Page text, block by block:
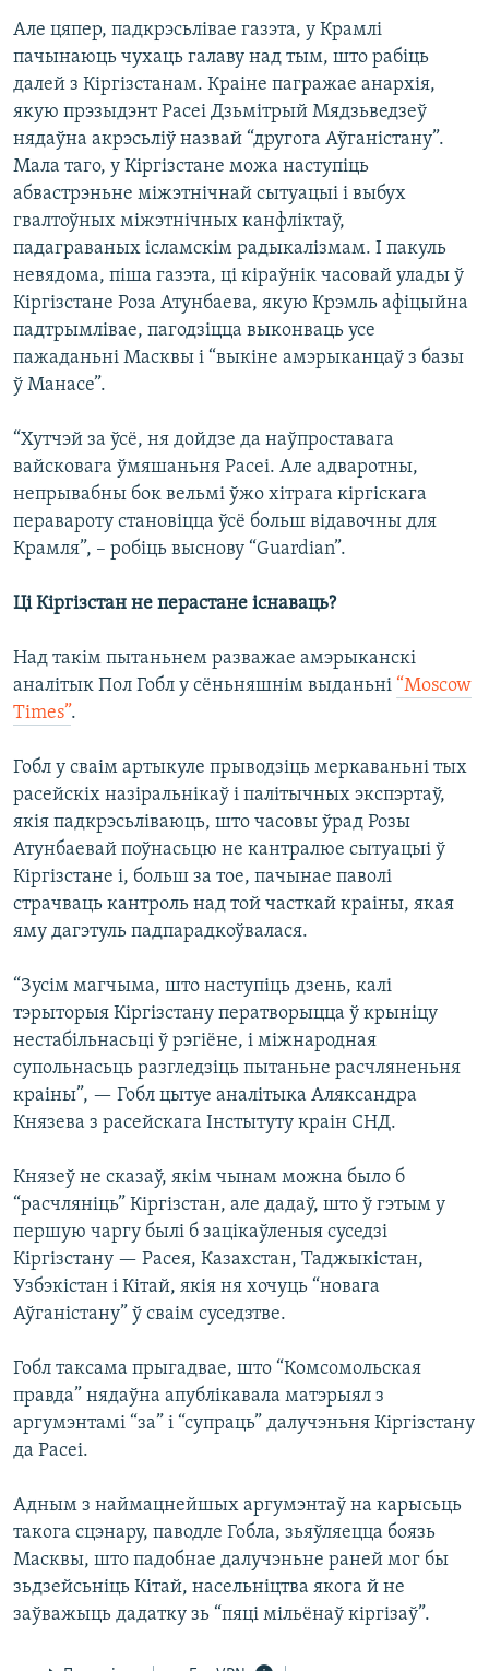
Але цяпер, падкрэсьлівае газэта, у Крамлі
пачынаюць чухаць галаву над тым, што рабіць
далей з Кіргізстанам. Краіне пагражае анархія,
якую прэзыдэнт Расеі Дзьмітрый Мядзьведзеў
нядаўна акрэсьліў назвай “другога Аўганістану”.
Мала таго, у Кіргізстане можа наступіць
абвастрэньне міжэтнічнай сытуацыі і выбух
гвалтоўных міжэтнічных канфліктаў,
падаграваных ісламскім радыкалізмам. І пакуль
невядома, піша газэта, ці кіраўнік часовай улады ў
Кіргізстане Роза Атунбаева, якую Крэмль афіцыйна
падтрымлівае, пагодзіцца выконваць усе
пажаданьні Масквы і “выкіне амэрыканцаў з базы
ў Манасе”.
“Хутчэй за ўсё, ня дойдзе да наўпроставага
вайсковага ўмяшаньня Расеі. Але адваротны,
непрывабны бок вельмі ўжо хітрага кіргіскага
перавароту становіцца ўсё больш відавочны для
Крамля”, – робіць выснову “Guardian”.
Ці Кіргізстан не перастане існаваць?
Над такім пытаньнем разважае амэрыканскі
аналітык Пол Гобл у сёньняшнім выданьні “Moscow
Times”.
Гобл у сваім артыкуле прыводзіць меркаваньні тых
расейскіх назіральнікаў і палітычных экспэртаў,
якія падкрэсьліваюць, што часовы ўрад Розы
Атунбаевай поўнасьцю не кантралюе сытуацыі ў
Кіргізстане і, больш за тое, пачынае паволі
страчваць кантроль над той часткай краіны, якая
яму дагэтуль падпарадкоўвалася.
“Зусім магчыма, што наступіць дзень, калі
тэрыторыя Кіргізстану ператворыцца ў крыніцу
нестабільнасьці ў рэгіёне, і міжнародная
супольнасьць разгледзіць пытаньне расчляненьня
краіны”, — Гобл цытуе аналітыка Аляксандра
Князева з расейскага Інстытуту краін СНД.
Князеў не сказаў, якім чынам можна было б
“расчляніць” Кіргізстан, але дадаў, што ў гэтым у
першую чаргу былі б зацікаўленыя суседзі
Кіргізстану — Расея, Казахстан, Таджыкістан,
Узбэкістан і Кітай, якія ня хочуць “новага
Аўганістану” ў сваім суседзтве.
Гобл таксама прыгадвае, што “Комсомольская
правда” нядаўна апублікавала матэрыял з
аргумэнтамі “за” і “супраць” далучэньня Кіргізстану
да Расеі.
Адным з наймацнейшых аргумэнтаў на карысьць
такога сцэнару, паводле Гобла, зьяўляецца боязь
Масквы, што падобнае далучэньне раней мог бы
зьдзейсьніць Кітай, насельніцтва якога й не
заўважыць дадатку зь “пяці мільёнаў кіргізаў”.